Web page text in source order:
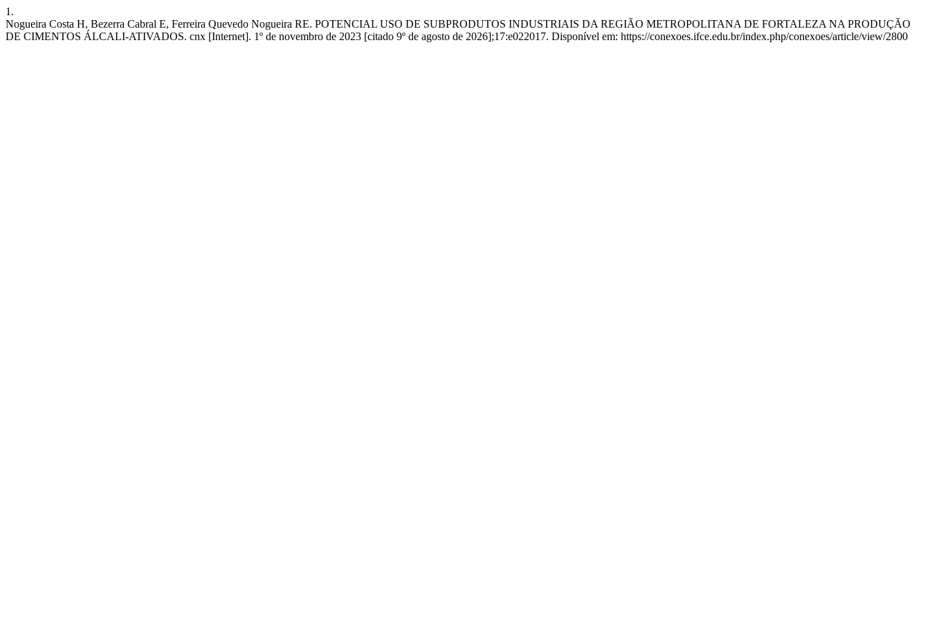
1.
Nogueira Costa H, Bezerra Cabral E, Ferreira Quevedo Nogueira RE. POTENCIAL USO DE SUBPRODUTOS INDUSTRIAIS DA REGIÃO METROPOLITANA DE FORTALEZA NA PRODUÇÃO
DE CIMENTOS ÁLCALI-ATIVADOS. cnx [Internet]. 1º de novembro de 2023 [citado 9º de agosto de 2026];17:e022017. Disponível em: https://conexoes.ifce.edu.br/index.php/conexoes/article/view/2800